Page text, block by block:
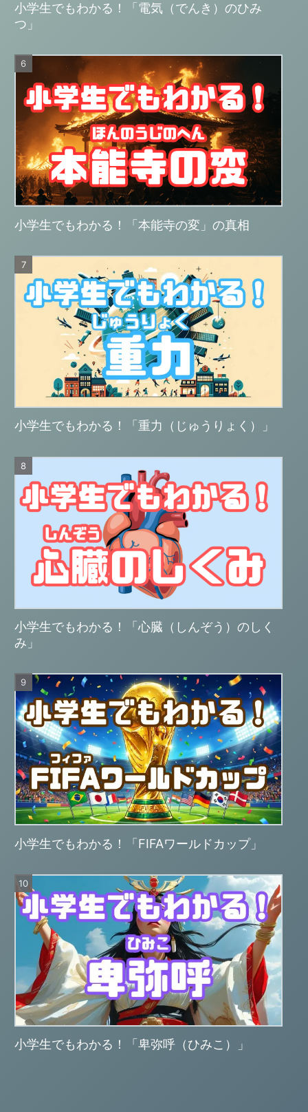
小学生でもわかる！「電気（でんき）のひみ
つ」
小学生でもわかる！「本能寺の変」の真相
小学生でもわかる！「重力（じゅうりょく）」
小学生でもわかる！「心臓（しんぞう）のしく
み」
小学生でもわかる！「FIFAワールドカップ」
小学生でもわかる！「卑弥呼（ひみこ）」